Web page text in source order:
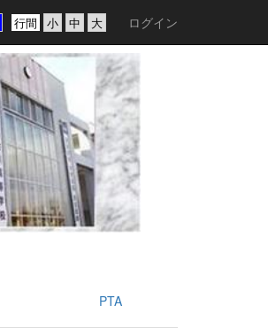
行間 ログイン
PTA